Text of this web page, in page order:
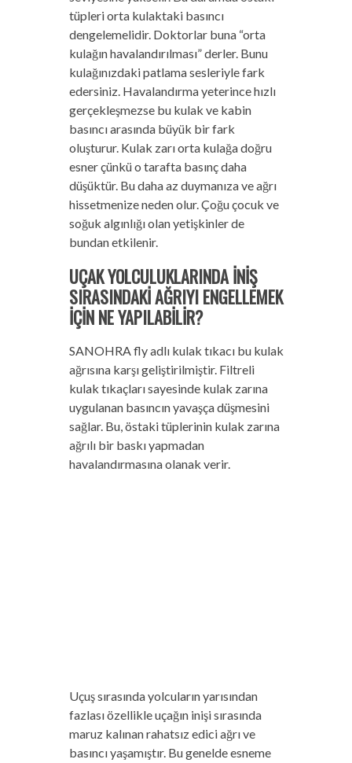
tüpleri orta kulaktaki basıncı
dengelemelidir. Doktorlar buna “orta
kulağın havalandırılması” derler. Bunu
kulağınızdaki patlama sesleriyle fark
edersiniz. Havalandırma yeterince hızlı
gerçekleşmezse bu kulak ve kabin
basıncı arasında büyük bir fark
oluşturur. Kulak zarı orta kulağa doğru
esner çünkü o tarafta basınç daha
düşüktür. Bu daha az duymanıza ve ağrı
hissetmenize neden olur. Çoğu çocuk ve
soğuk algınlığı olan yetişkinler de
bundan etkilenir.
UÇAK YOLCULUKLARINDA İNİŞ
SIRASINDAKİ AĞRIYI ENGELLEMEK
İÇİN NE YAPILABİLİR?
SANOHRA fly adlı kulak tıkacı bu kulak
ağrısına karşı geliştirilmiştir. Filtreli
kulak tıkaçları sayesinde kulak zarına
uygulanan basıncın yavaşça düşmesini
sağlar. Bu, östaki tüplerinin kulak zarına
ağrılı bir baskı yapmadan
havalandırmasına olanak verir.
Uçuş sırasında yolcuların yarısından
fazlası özellikle uçağın inişi sırasında
maruz kalınan rahatsız edici ağrı ve
basıncı yaşamıştır. Bu genelde esneme